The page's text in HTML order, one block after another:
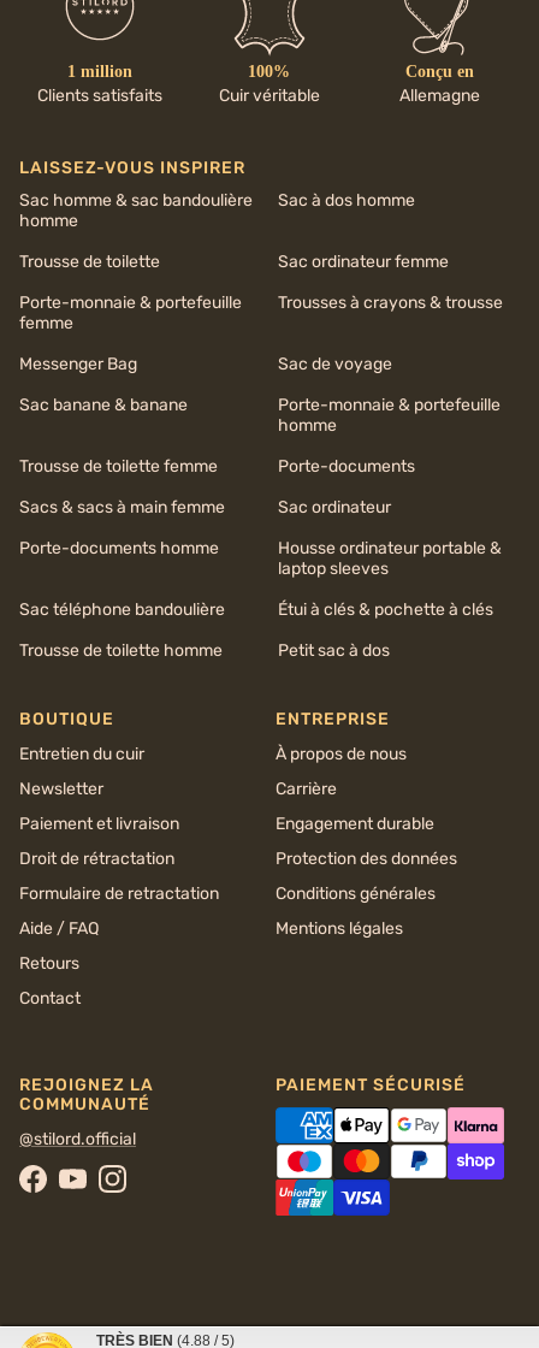
1 million
Clients satisfaits
100%
Cuir véritable
Conçu en
Allemagne
LAISSEZ-VOUS INSPIRER
Sac homme & sac bandoulière
homme
Sac à dos homme
Trousse de toilette
Sac ordinateur femme
Porte-monnaie & portefeuille
femme
Trousses à crayons & trousse
Messenger Bag
Sac de voyage
Sac banane & banane
Porte-monnaie & portefeuille
homme
Trousse de toilette femme
Porte-documents
Sacs & sacs à main femme
Sac ordinateur
Porte-documents homme
Housse ordinateur portable &
laptop sleeves
Sac téléphone bandoulière
Étui à clés & pochette à clés
Trousse de toilette homme
Petit sac à dos
BOUTIQUE
Entretien du cuir
Newsletter
Paiement et livraison
Droit de rétractation
Formulaire de retractation
Aide / FAQ
Retours
Contact
ENTREPRISE
À propos de nous
Carrière
Engagement durable
Protection des données
Conditions générales
Mentions légales
REJOIGNEZ LA
COMMUNAUTÉ
@stilord.official
Facebook
YouTubeInstagram
PAIEMENT SÉCURISÉ
TRÈS BIEN (4.88 / 5)